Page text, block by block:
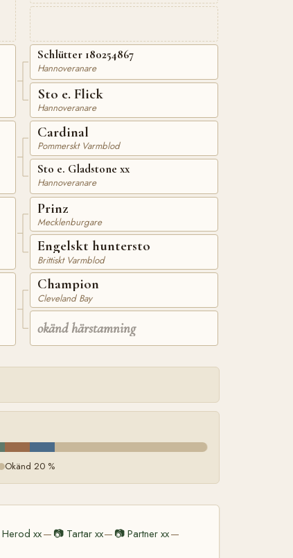
Schlütter 180254867
Hannoveranare
Sto e. Flick
Hannoveranare
Cardinal
Pommerskt Varmblod
Sto e. Gladstone xx
Hannoveranare
Prinz
Mecklenburgare
Engelskt huntersto
Brittiskt Varmblod
Champion
Cleveland Bay
okänd härstamning
Okänd 20 %
Herod xx— 📷 Tartar xx— 📷 Partner xx—